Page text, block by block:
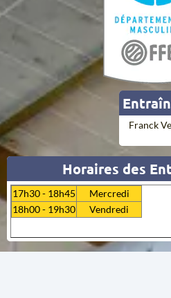
Franck
Horaires des
17h30 - 18h45
Mercredi
18h00 - 19h30
Vendredi